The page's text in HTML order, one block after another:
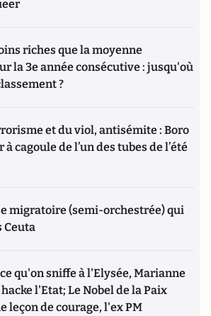
riches que la moyenne
la 3e année consécutive : jusqu'où
?
et du viol, antisémite : Boro
cagoule de l’un des tubes de l’été
migratoire (semi-orchestrée) qui
Ceuta
qu'on sniffe à l'Elysée, Marianne
l'Etat; Le Nobel de la Paix
leçon de courage, l'ex PM